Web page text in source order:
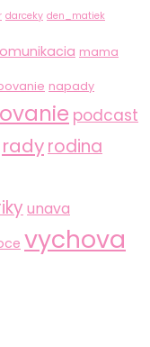
darceky den_matiek
mama
napady
podcast
radyrodina
unava
vychova